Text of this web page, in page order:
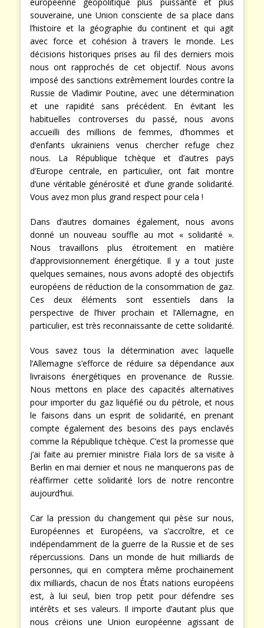
souveraine, une Union consciente de sa place dans
l’histoire et la géographie du continent et qui agit
avec force et cohésion à travers le monde. Les
décisions historiques prises au fil des derniers mois
nous ont rapprochés de cet objectif. Nous avons
imposé des sanctions extrêmement lourdes contre la
Russie de Vladimir Poutine, avec une détermination
et une rapidité sans précédent. En évitant les
habituelles controverses du passé, nous avons
accueilli des millions de femmes, d’hommes et
d’enfants ukrainiens venus chercher refuge chez
nous. La République tchèque et d’autres pays
d’Europe centrale, en particulier, ont fait montre
d’une véritable générosité et d’une grande solidarité.
Vous avez mon plus grand respect pour cela !
Dans d’autres domaines également, nous avons
donné un nouveau souffle au mot « solidarité ».
Nous travaillons plus étroitement en matière
d’approvisionnement énergétique. Il y a tout juste
quelques semaines, nous avons adopté des objectifs
européens de réduction de la consommation de gaz.
Ces deux éléments sont essentiels dans la
perspective de l’hiver prochain et l’Allemagne, en
particulier, est très reconnaissante de cette solidarité.
Vous savez tous la détermination avec laquelle
l’Allemagne s’efforce de réduire sa dépendance aux
livraisons énergétiques en provenance de Russie.
Nous mettons en place des capacités alternatives
pour importer du gaz liquéfié ou du pétrole, et nous
le faisons dans un esprit de solidarité, en prenant
compte également des besoins des pays enclavés
comme la République tchèque. C’est la promesse que
j’ai faite au premier ministre Fiala lors de sa visite à
Berlin en mai dernier et nous ne manquerons pas de
réaffirmer cette solidarité lors de notre rencontre
aujourd’hui.
Car la pression du changement qui pèse sur nous,
Européennes et Européens, va s’accroître, et ce
indépendamment de la guerre de la Russie et de ses
répercussions. Dans un monde de huit milliards de
personnes, qui en comptera même prochainement
dix milliards, chacun de nos États nations européens
est, à lui seul, bien trop petit pour défendre ses
intérêts et ses valeurs. Il importe d’autant plus que
nous créions une Union européenne agissant de